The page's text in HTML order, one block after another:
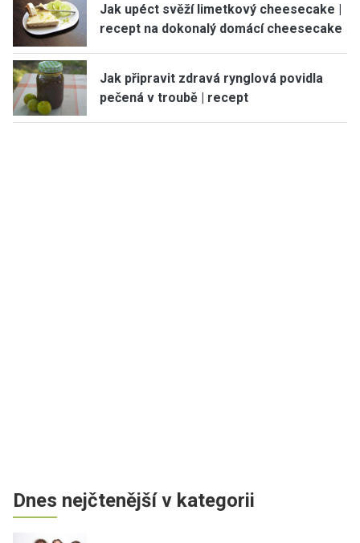
Jak upéct svěží limetkový cheesecake |
recept na dokonalý domácí cheesecake
Jak připravit zdravá rynglová povidla
pečená v troubě | recept
Dnes nejčtenější v kategorii